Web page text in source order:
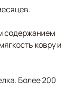
содержанием
ковру и
Более 200